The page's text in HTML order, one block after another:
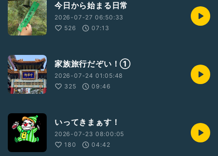
今日から始まる日常
2026-07-27 06:50:33
526
07:13
家族旅行だぞい！①
2026-07-24 01:05:48
325
09:46
いってきまぁす！
2026-07-23 08:00:05
180
04:42